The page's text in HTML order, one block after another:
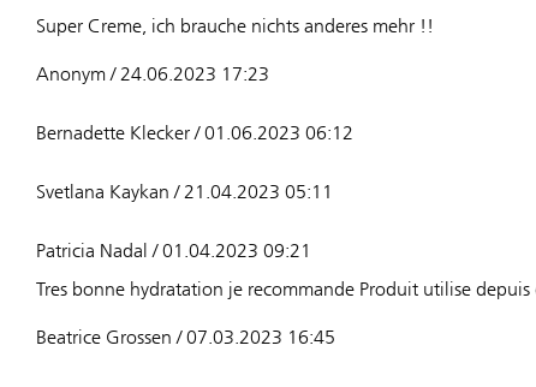
Super Creme, ich brauche nichts anderes mehr !!
Anonym / 24.06.2023 17:23
Bernadette Klecker / 01.06.2023 06:12
Svetlana Kaykan / 21.04.2023 05:11
Patricia Nadal / 01.04.2023 09:21
Tres bonne hydratation je recommande Produit utilise depuis
Beatrice Grossen / 07.03.2023 16:45